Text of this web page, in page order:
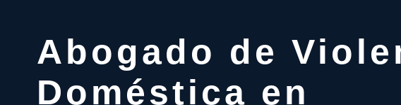
Abogado de
Doméstica en